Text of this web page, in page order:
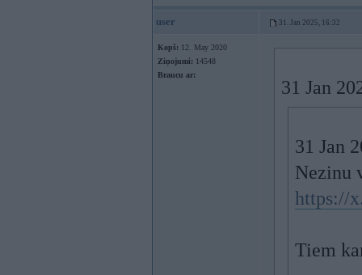
user 31. Jan 2025, 16:32
Kopš: 12. May 2020
Ziņojumi: 14548
Braucu ar:
31 Jan
31 Jan
Nezinu
https://
Tiem